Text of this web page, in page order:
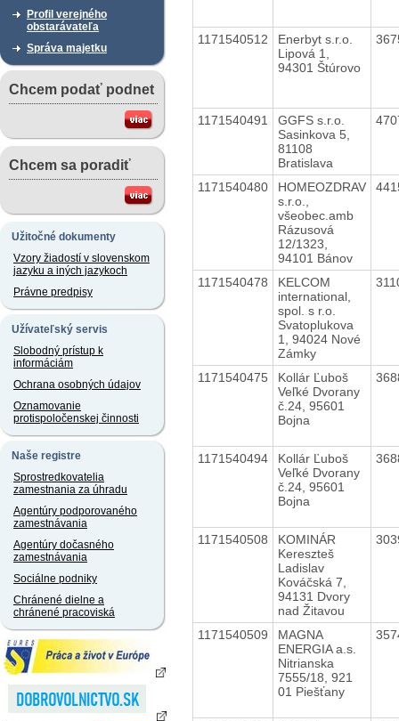
Profil verejného
obstarávateľa
Správa majetku
Chcem podať podnet
Chcem sa poradiť
Užitočné dokumenty
Vzory žiadostí v slovenskom
jazyku a iných jazykoch
Právne predpisy
Užívateľský servis
Slobodný prístup k
informáciám
Ochrana osobných údajov
Oznamovanie
protispoločenskej činnosti
Naše registre
Sprostredkovatelia
zamestnania za úhradu
Agentúry podporovaného
zamestnávania
Agentúry dočasného
zamestnávania
Sociálne podniky
Chránené dielne a
chránené pracoviská
1171540512
Enerbyt s.r.o.
Lipová 1,
94301 Štúrovo
1171540491
GGFS s.r.o.
Sasinkova 5,
81108
Bratislava
1171540480
HOMEOZDRAV
s.r.o.,
všeobec.amb
Rázusová
12/1323,
94101 Bánov
1171540478
KELCOM
international,
spol. s r.o.
Svatoplukova
1, 94024 Nové
Zámky
1171540475
Kollár Ľuboš
Veľké Dvorany
č.24, 95601
Bojna
1171540494
Kollár Ľuboš
Veľké Dvorany
č.24, 95601
Bojna
1171540508
KOMINÁR
Kereszteš
Ladislav
Kováčská 7,
94131 Dvory
nad Žitavou
1171540509
MAGNA
ENERGIA a.s.
Nitrianska
7555/18, 921
01 Piešťany